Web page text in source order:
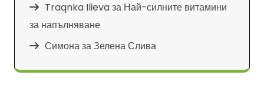
Traqnka Ilievaза Най-силните витамини
за напълняване
СимоназаЗелена Слива